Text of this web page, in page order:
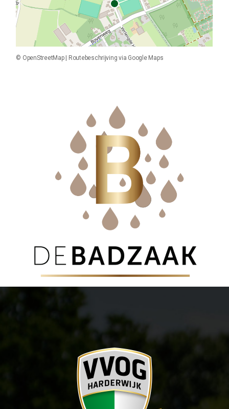
© OpenStreetMap| Routebeschrijving via Google Maps